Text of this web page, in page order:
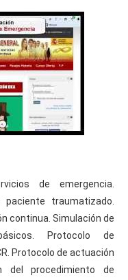
de emergencia.
traumatizado.
continua. Simulación de
Protocolo de
Protocolo de actuación
del procedimiento de